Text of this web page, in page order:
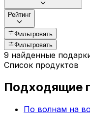
Рейтинг
Фильтровать
Фильтровать
9 найденные
Список продуктов
Подходящие
По волнам на